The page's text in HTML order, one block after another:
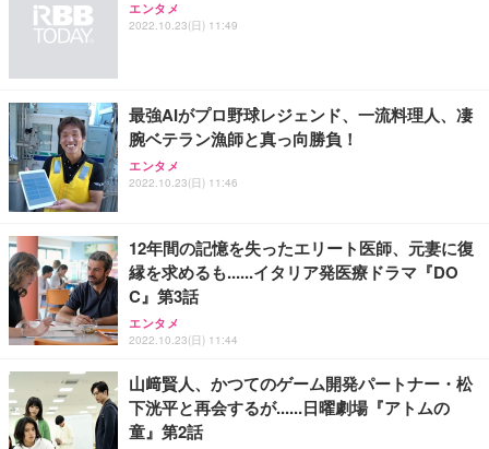
エンタメ
2022.10.23(日) 11:49
最強AIがプロ野球レジェンド、一流料理人、凄
腕ベテラン漁師と真っ向勝負！
エンタメ
2022.10.23(日) 11:46
12年間の記憶を失ったエリート医師、元妻に復
縁を求めるも......イタリア発医療ドラマ『DO
C』第3話
エンタメ
2022.10.23(日) 11:44
山﨑賢人、かつてのゲーム開発パートナー・松
下洸平と再会するが......日曜劇場『アトムの
童』第2話